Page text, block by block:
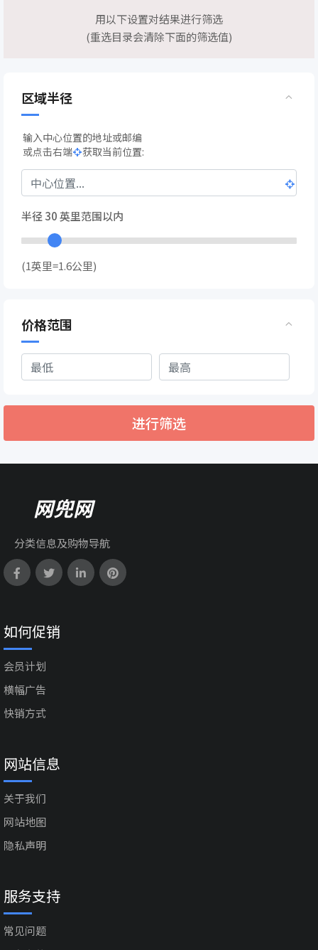
用以下设置对结果进行筛选
(重选目录会清除下面的筛选值)
区域半径
输入中心位置的地址或邮编
或点击右端
获取当前位置:
半径30英里范围以内
(1英里=1.6公里)
价格范围
进行筛选
网兜网
分类信息及购物导航
如何促销
会员计划
横幅广告
快销方式
网站信息
关于我们
网站地图
隐私声明
服务支持
常见问题